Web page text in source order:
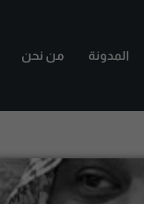
المدونة من نحن